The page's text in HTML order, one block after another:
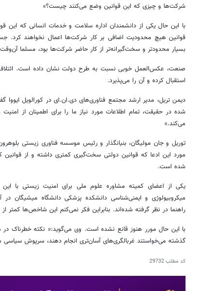
شرکت‌ها و چیزی که این قوانین وضع می‌کنند چیست؟»
با این حال یکی از دانشمندان اداره سلامت و خدمات انسانی که این
قوانین هیچ محدودیت اضافی بر کار شرکت‌ها اعمال نخواهند کرد.
بسیار محدودتر و سخت‌گیرانه‌تر از کار حاضر شرکت‌ها بود، مسلما
صنعت، عکس‌العمل خوبی نسبت به طرح دولت نشان داده است. ائتلاف
استقبال کرده و آن را می‌پذیرد.
دیمن تریل، مدیر ارشد مجتمع فناوری‌های دی.ان.ای در کورالویل
شده در حقیقت، تمام اطلاعات مورد نیاز ما را برای اطمینان از
می‌کند.»
توریل و جان مولیگان، بنیانگذار و رئیس موسسه فناوری زیستی
مورد این ادعا که قوانین دولتی سخت‌گیری کمتری داشته و از
شده است.
یکی از اعضای کمیته مشاوره علوم ملی برای امنیت زیستی با این
میکروبیولوژی و ایمنی‌شناسی دانشکده پزشکی دانشگاه میشیگان
راهنما در نظر گرفته شده‌اند. بنابراین فکر نمی‌کنم این شاخص‌ها
با این حال مورر هنوز قانع نشده است. وی می‌گوید:« نکته خطرناک در
گذشته می‌خواستند غربالگری‌های آسان‌تری انجام دهند، سرپوش سیاسی
کد مطلب29732